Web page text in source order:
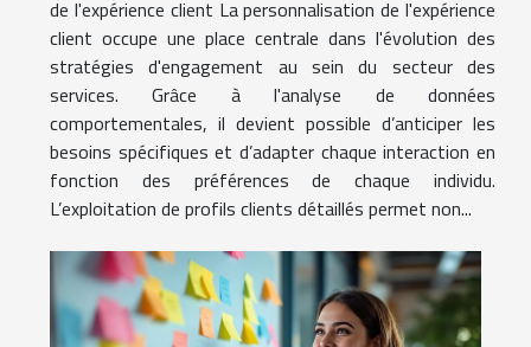
de l'expérience client La personnalisation de l'expérience
client occupe une place centrale dans l'évolution des
stratégies d'engagement au sein du secteur des
services. Grâce à l'analyse de données
comportementales, il devient possible d’anticiper les
besoins spécifiques et d’adapter chaque interaction en
fonction des préférences de chaque individu.
L’exploitation de profils clients détaillés permet non...